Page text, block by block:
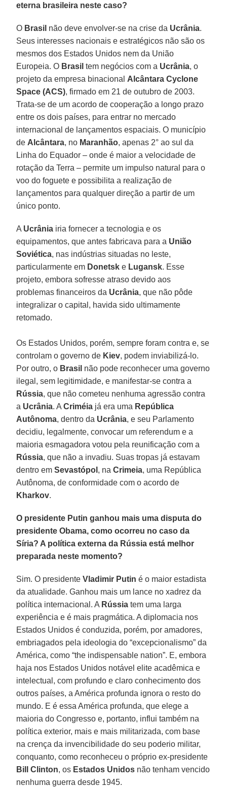
eterna brasileira neste caso?
O Brasil não deve envolver-se na crise da Ucrânia.
Seus interesses nacionais e estratégicos não são os
mesmos dos Estados Unidos nem da União
Europeia. O Brasil tem negócios com a Ucrânia, o
projeto da empresa binacional Alcântara Cyclone
Space (ACS), firmado em 21 de outubro de 2003.
Trata-se de um acordo de cooperação a longo prazo
entre os dois países, para entrar no mercado
internacional de lançamentos espaciais. O município
de Alcântara, no Maranhão, apenas 2° ao sul da
Linha do Equador – onde é maior a velocidade de
rotação da Terra – permite um impulso natural para o
voo do foguete e possibilita a realização de
lançamentos para qualquer direção a partir de um
único ponto.
A Ucrânia iria fornecer a tecnologia e os
equipamentos, que antes fabricava para a União
Soviética, nas indústrias situadas no leste,
particularmente em Donetsk e Lugansk. Esse
projeto, embora sofresse atraso devido aos
problemas financeiros da Ucrânia, que não pôde
integralizar o capital, havida sido ultimamente
retomado.
Os Estados Unidos, porém, sempre foram contra e, se
controlam o governo de Kiev, podem inviabilizá-lo.
Por outro, o Brasil não pode reconhecer uma governo
ilegal, sem legitimidade, e manifestar-se contra a
Rússia, que não cometeu nenhuma agressão contra
a Ucrânia. ACriméia já era uma República
Autônoma, dentro da Ucrânia, e seu Parlamento
decidiu, legalmente, convocar um referendum e a
maioria esmagadora votou pela reunificação com a
Rússia, que não a invadiu. Suas tropas já estavam
dentro emSevastópol , naCrimeia, uma República
Autônoma, de conformidade com o acordo de
Kharkov.
O presidente Putin ganhou mais uma disputa do
presidente Obama, como ocorreu no caso da
Síria? A política externa da Rússia está melhor
preparada neste momento?
Sim. O presidenteVladimir Putin é o maior estadista
da atualidade. Ganhou mais um lance no xadrez da
política internacional. A Rússia tem uma larga
experiência e é mais pragmática. A diplomacia nos
Estados Unidos é conduzida, porém, por amadores,
embriagados pela ideologia do “excepcionalismo” da
América, como “the indispensable nation”. E, embora
haja nos Estados Unidos notável elite acadêmica e
intelectual, com profundo e claro conhecimento dos
outros países, a América profunda ignora o resto do
mundo. E é essa América profunda, que elege a
maioria do Congresso e, portanto, influi também na
política exterior, mais e mais militarizada, com base
na crença da invencibilidade do seu poderio militar,
conquanto, como reconheceu o próprio ex-presidente
Bill
Clinton, os Estados Unidos não tenham vencido
nenhuma guerra desde 1945.